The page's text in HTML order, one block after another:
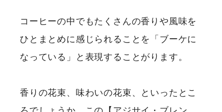
コーヒーの中でもたくさんの香りや風味を
ひとまとめに感じられることを「ブーケに
なっている」と表現することがります。
香りの花束、味わいの花束、といったとこ